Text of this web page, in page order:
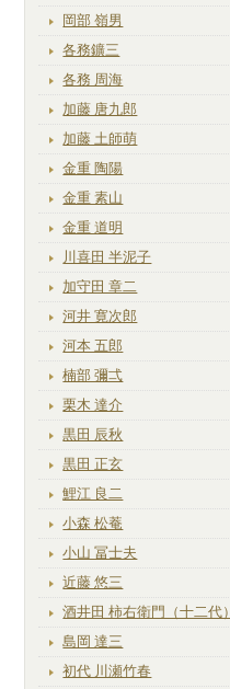
岡部 嶺男
各務鑛三
各務 周海
加藤 唐九郎
加藤 土師萌
金重 陶陽
金重 素山
金重 道明
川喜田 半泥子
加守田 章二
河井 寛次郎
河本 五郎
楠部 彌弌
栗木 達介
黒田 辰秋
黒田 正玄
鯉江 良二
小森 松菴
小山 冨士夫
近藤 悠三
酒井田 柿右衛門（十二代）
島岡 達三
初代 川瀬竹春